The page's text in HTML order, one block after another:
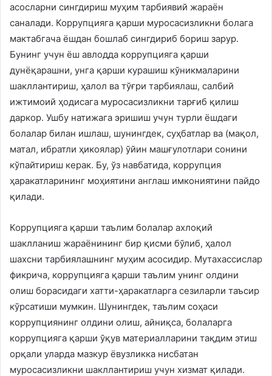
асосларни сингдириш муҳим тарбиявий жараён
саналади. Коррупцияга қарши муросасизликни болага
мактабгача ёшдан бошлаб сингдириб бориш зарур.
Бунинг учун ёш авлодда коррупцияга қарши
дунёқарашни, унга қарши курашиш кўникмаларини
шакллантириш, ҳалол ва тўғри тарбиялаш, салбий
ижтимоий ҳодисага муросасизликни тарғиб қилиш
даркор. Ушбу натижага эришиш учун турли ёшдаги
болалар билан ишлаш, шунингдек, суҳбатлар ва (мақол,
матал, ибратли ҳикоялар) ўйин машғулотлари сонини
кўпайтириш керак. Бу, ўз навбатида, коррупция
ҳаракатларининг моҳиятини англаш имкониятини пайдо
қилади.
Коррупцияга қарши таълим болалар ахлоқий
шаклланиш жараёнининг бир қисми бўлиб, ҳалол
шахсни тарбиялашнинг муҳим асосидир. Мутахассислар
фикрича, коррупцияга қарши таълим унинг олдини
олиш борасидаги хатти-ҳаракатларга сезиларли таъсир
кўрсатиши мумкин. Шунингдек, таълим соҳаси
коррупциянинг олдини олиш, айниқса, болаларга
коррупцияга қарши ўқув материалларини тақдим этиш
орқали уларда мазкур ёвузликка нисбатан
муросасизликни шакллантириш учун хизмат қилади.